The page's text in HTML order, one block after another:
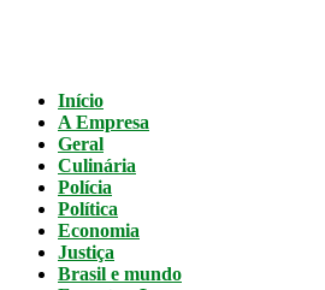
Início
A Empresa
Geral
Culinária
Polícia
Política
Economia
Justiça
Brasil e mundo